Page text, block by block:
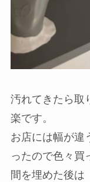
汚れてきたら取
楽です。
お店には幅が違
ったので色々買
間を埋めた後は